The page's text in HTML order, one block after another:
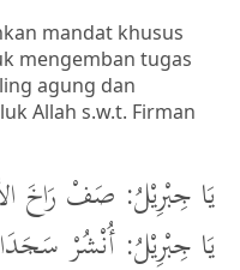
mandat khusus
mengemban tugas
agung dan
Allah s.w.t. Firman
يَا جِبْرِيْلُ: صَفْ رَاخَ
يَا جِبْرِيْلُ: أُنْشُرْ